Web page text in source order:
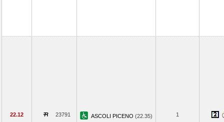
22.12 23791 ASCOLI PICENO (22.35) 1